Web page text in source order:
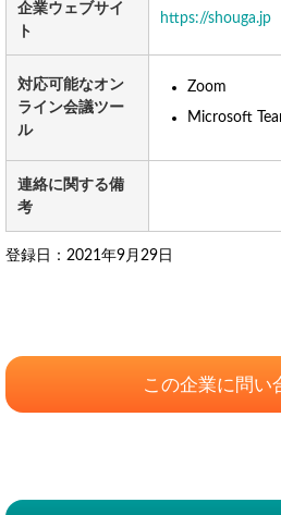
企業ウェブサイ
ト
https://shouga.jp
対応可能なオン
ライン会議ツー
ル
Zoom
Microsoft
連絡に関する備
考
登録日：2021年9月29日
この企業に問い